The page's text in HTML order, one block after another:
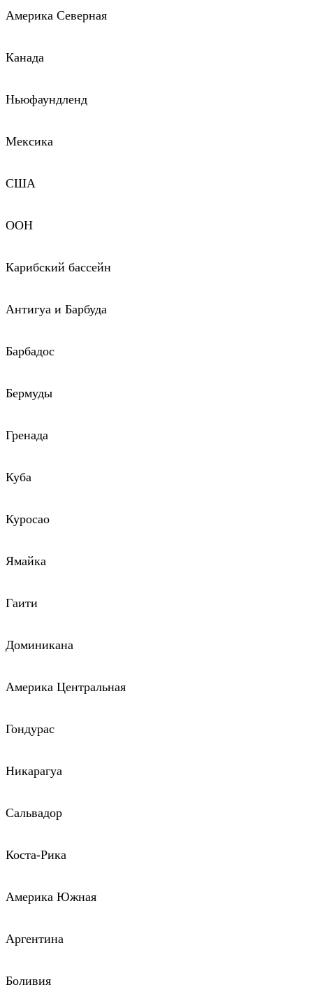
Америка Северная
Канада
Ньюфаундленд
Мексика
США
ООН
Карибский бассейн
Антигуа и Барбуда
Барбадос
Бермуды
Гренада
Куба
Куросао
Ямайка
Гаити
Доминикана
Америка Центральная
Гондурас
Никарагуа
Сальвадор
Коста-Рика
Америка Южная
Аргентина
Боливия